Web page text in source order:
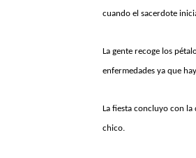
cuando el sacerdote
La gente recoge los
enfermedades ya que
La fiesta concluyo con la
chico.